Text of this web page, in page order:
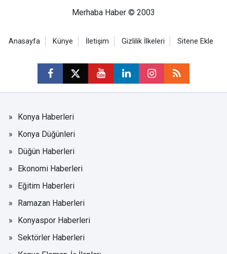
Merhaba Haber © 2003
Anasayfa Künye İletişim Gizlilik İlkeleri Sitene Ekle
Konya Haberleri
Konya Düğünleri
Düğün Haberleri
Ekonomi Haberleri
Eğitim Haberleri
Ramazan Haberleri
Konyaspor Haberleri
Sektörler Haberleri